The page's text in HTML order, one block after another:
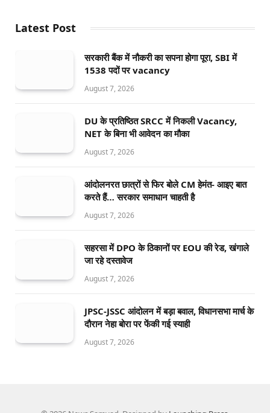
Latest Post
सरकारी बैंक में नौकरी का सपना होगा पूरा, SBI में
1538 पदों पर vacancy
August 7, 2026
DU के प्रतिष्ठित SRCC में निकली Vacancy,
NET के बिना भी आवेदन का मौका
August 7, 2026
आंदोलनरत छात्रों से फिर बोले CM हेमंत- आइए बात
करते हैं… सरकार समाधान चाहती है
August 7, 2026
सहरसा में DPO के ठिकानों पर EOU की रेड, खंगाले
जा रहे दस्तावेज
August 7, 2026
JPSC-JSSC आंदोलन में बड़ा बवाल, विधानसभा मार्च के
दौरान नेहा बोरा पर फेंकी गई स्याही
August 7, 2026